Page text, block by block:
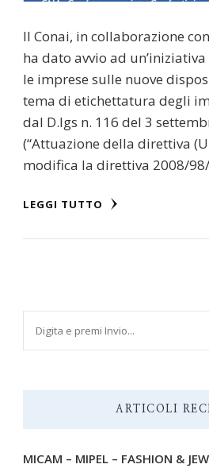
Il Conai, in collaborazione
ha dato avvio ad
le imprese sulle nuove
tema di etichettatura degli
dal D.lgs n. 116 del 3
(“Attuazione della direttiva
modifica la direttiva 2008/
LEGGI TUTTO
ARTICOLI
MICAM – MIPEL – FASHION &